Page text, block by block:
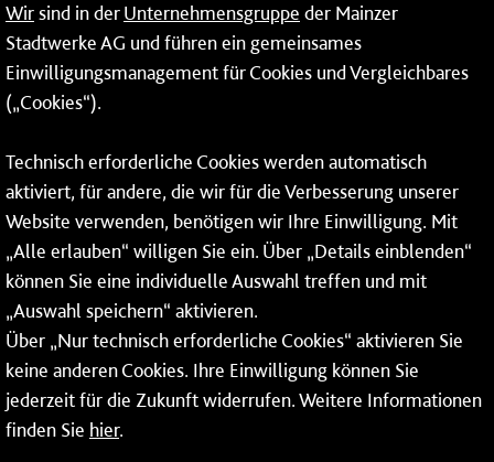
24-Stunden-Telefon*
06131 – 12 77 77
Fax: 06131 – 12 66 66
* Montags bis freitags bis 7 und ab 18 Uhr sowie an
Wochenenden und Feiertagen ganztags werden Ihre
Anrufe je nach Themenauswahl an ein Callcenter des
RMV oder von nextbike weitergeleitet. Dort erhalten Sie
ausschließlich Auskünfte zum Fahrplan bzw. zu
meinRad.
Wirsind in derUnternehmensgruppe der Mainzer
Stadtwerke AG und führen ein gemeinsames
Einwilligungsmanagement für Cookies und Vergleichbares
(„Cookies“).
Technisch erforderliche Cookies werden automatisch
aktiviert, für andere, die wir für die Verbesserung unserer
Website verwenden, benötigen wir Ihre Einwilligung. Mit
„Alle erlauben“ willigen Sie ein. Über „Details einblenden“
können Sie eine individuelle Auswahl treffen und mit
„Auswahl speichern“ aktivieren.
Über „Nur technisch erforderliche Cookies“ aktivieren Sie
keine anderen Cookies. Ihre Einwilligung können Sie
jederzeit für die Zukunft widerrufen. Weitere Informationen
finden Sie hier.